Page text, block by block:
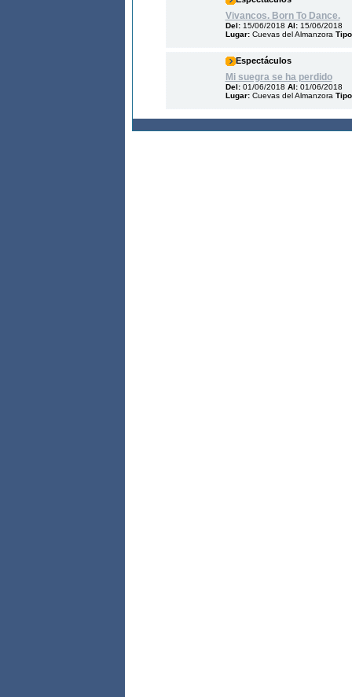
Vivancos. Born To Dance.
Del: 15/06/2018 Al: 15/06/2018
Lugar: Cuevas del Almanzora
Espectáculos
Mi suegra se ha perdido
Del: 01/06/2018 Al: 01/06/2018
Lugar: Cuevas del Almanzora